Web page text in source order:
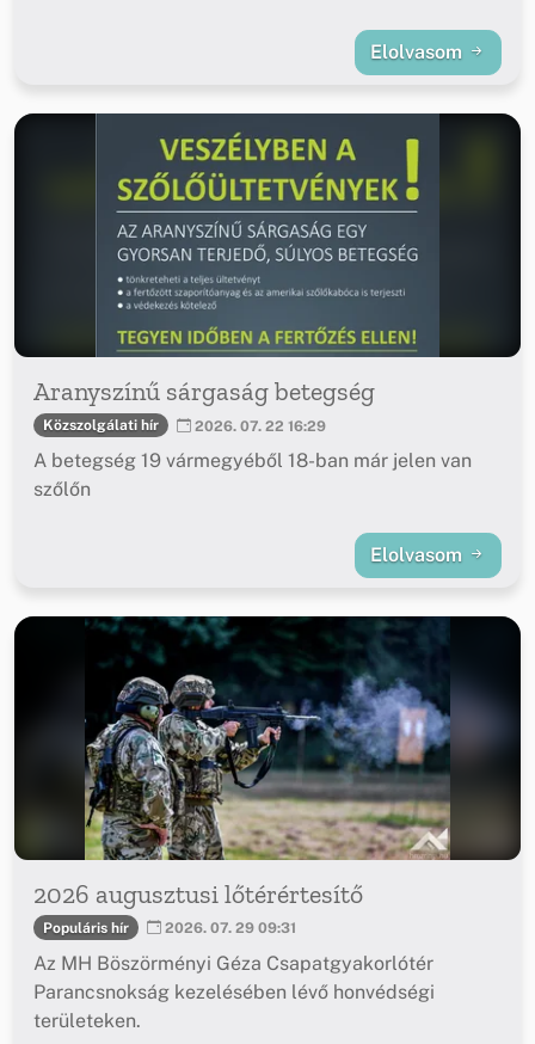
Elolvasom
Aranyszínű sárgaság betegség
Közszolgálati hír 2026. 07. 22 16:29
A betegség 19 vármegyéből 18-ban már jelen van
szőlőn
Elolvasom
2026 augusztusi lőtérértesítő
Populáris hír 2026. 07. 29 09:31
Az MH Böszörményi Géza Csapatgyakorlótér
Parancsnokság kezelésében lévő honvédségi
területeken.